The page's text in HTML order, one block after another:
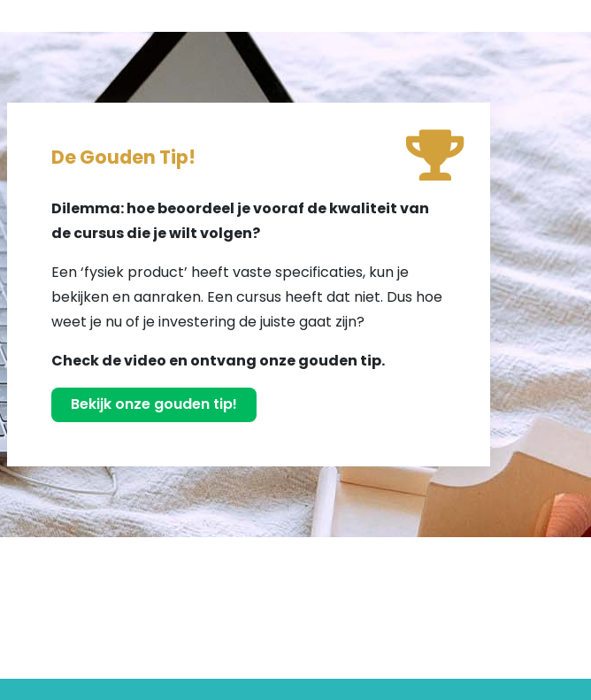
De Gouden Tip!
Dilemma: hoe beoordeel je vooraf de kwaliteit van
de cursus die je wilt volgen?
Een ‘fysiek product’ heeft vaste specificaties, kun je
bekijken en aanraken. Een cursus heeft dat niet. Dus hoe
weet je nu of je investering de juiste gaat zijn?
Check de video en ontvang onze gouden tip.
Bekijk onze gouden tip!